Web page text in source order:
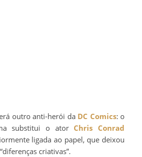
outro anti-herói da DC Comics: o
substitui o ator Chris Conrad
ligada ao papel, que deixou
criativas”.